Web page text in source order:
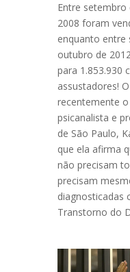
Entre
2008 foram
enquanto entre
outubro de
para 1.853.930
assustadores!
recentemente
psicanalista e
de São Paulo,
que ela afirma
não precisam
precisam
diagnosticadas
Transtorno do